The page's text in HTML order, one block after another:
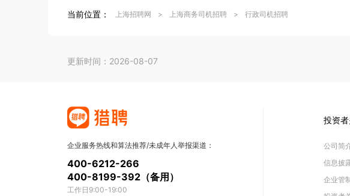
当前位置： 上海招聘网 > 上海商务司机招聘 > 行政司机招聘
更新时间：2026-08-07